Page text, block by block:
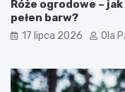
Róże ogrodowe –
pełen barw?
17 lipca 2026 Ola